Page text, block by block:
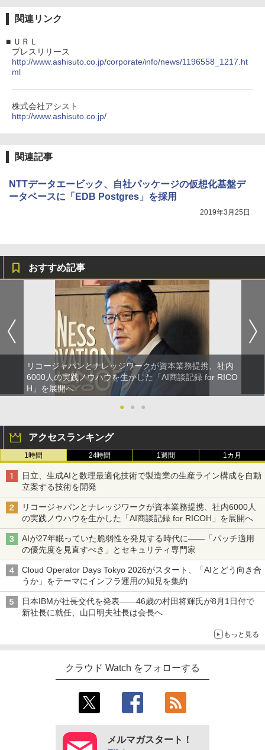
関連リンク
■ ＵＲＬ
プレスリリース
http://www.ashisuto.co.jp/corporate/info/news/1196558_1217.ht
ml
株式会社アシスト
http://www.ashisuto.co.jp/
関連記事
NTTデータエービック、自社パッケージの仮想化基盤デ
ータベースに「EDB Postgres」を採用
2019年3月25日
おすすめ記事
リコージャパンとナレッジワークが資本業務提携、社内
6000人の実践ノウハウを生かした「AI商談記録 for RICO
H」を展開へ
●
● ●
アクセスランキング
1時間 24時間 1週間 1カ月
日立、生成AIと数理最適化技術で製造業の生産ライン構成を自動
立案する技術を開発
リコージャパンとナレッジワークが資本業務提携、社内6000人
の実践ノウハウを生かした「AI商談記録 for RICOH」を展開へ
AIが27年眠っていた脆弱性を発見する時代に――「パッチ適用
の優先度を見直すべき」とセキュリティ専門家
Cloud Operator Days Tokyo 2026がスタート、「AIとどう向き合
うか」をテーマにインフラ運用の知見を集約
日本IBMが社長交代を発表――46歳の村田将輝氏が8月1日付で
新社長に就任、山口明夫社長は会長へ
もっと見る
クラウド Watch をフォローする
メルマガスタート！